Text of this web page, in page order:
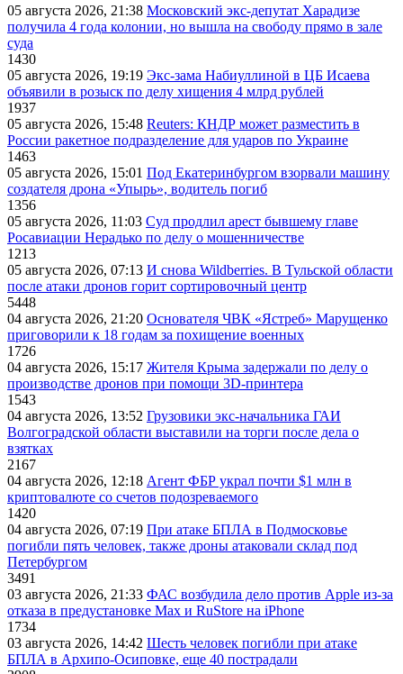
05 августа 2026, 21:38 Московский экс-депутат Харадизе
получила 4 года колонии, но вышла на свободу прямо в зале
суда
1430
05 августа 2026, 19:19 Экс-зама Набиуллиной в ЦБ Исаева
объявили в розыск по делу хищения 4 млрд рублей
1937
05 августа 2026, 15:48 Reuters: КНДР может разместить в
России ракетное подразделение для ударов по Украине
1463
05 августа 2026, 15:01 Под Екатеринбургом взорвали машину
создателя дрона «Упырь», водитель погиб
1356
05 августа 2026, 11:03 Суд продлил арест бывшему главе
Росавиации Нерадько по делу о мошенничестве
1213
05 августа 2026, 07:13 И снова Wildberries. В Тульской области
после атаки дронов горит сортировочный центр
5448
04 августа 2026, 21:20 Основателя ЧВК «Ястреб» Марущенко
приговорили к 18 годам за похищение военных
1726
04 августа 2026, 15:17 Жителя Крыма задержали по делу о
производстве дронов при помощи 3D‑принтера
1543
04 августа 2026, 13:52 Грузовики экс-начальника ГАИ
Волгоградской области выставили на торги после дела о
взятках
2167
04 августа 2026, 12:18 Агент ФБР украл почти $1 млн в
криптовалюте со счетов подозреваемого
1420
04 августа 2026, 07:19 При атаке БПЛА в Подмосковье
погибли пять человек, также дроны атаковали склад под
Петербургом
3491
03 августа 2026, 21:33 ФАС возбудила дело против Apple из-за
отказа в предустановке Max и RuStore на iPhone
1734
03 августа 2026, 14:42 Шесть человек погибли при атаке
БПЛА в Архипо-Осиповке, еще 40 пострадали